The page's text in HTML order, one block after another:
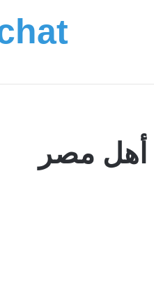
مصر